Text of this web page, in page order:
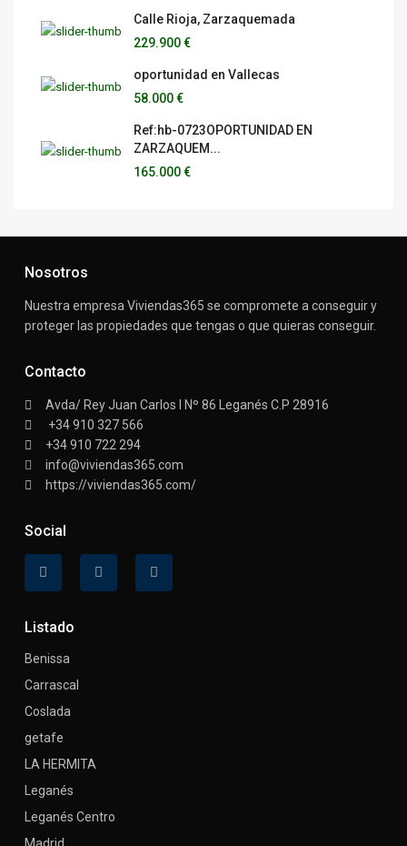
Calle Rioja, Zarzaquemada
229.900 €
oportunidad en Vallecas
58.000 €
Ref:hb-0723OPORTUNIDAD EN
ZARZAQUEM...
165.000 €
Nosotros
Nuestra empresa Viviendas365 se compromete a conseguir y
proteger las propiedades que tengas o que quieras conseguir.
Contacto
Avda/ Rey Juan Carlos I Nº 86 Leganés C.P 28916
+34 910 327 566
+34 910 722 294
info@viviendas365.com
https://viviendas365.com/
Social
Listado
Benissa
Carrascal
Coslada
getafe
LA HERMITA
Leganés
Leganés Centro
Madrid